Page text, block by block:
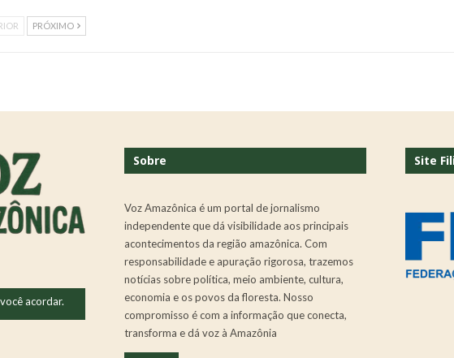
PRÓXIMO
acordar.
Sobre
Voz Amazônica é um portal de jornalismo
independente que dá visibilidade aos principais
acontecimentos da região amazônica. Com
responsabilidade e apuração rigorosa, trazemos
notícias sobre política, meio ambiente, cultura,
economia e os povos da floresta. Nosso
compromisso é com a informação que conecta,
transforma e dá voz à Amazônia
Site